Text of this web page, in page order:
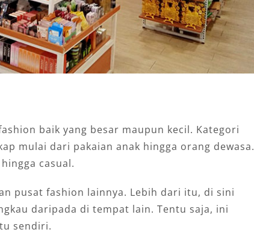
baik yang besar maupun kecil. Kategori
mulai dari pakaian anak hingga orang dewasa.
casual.
pusat fashion lainnya. Lebih dari itu, di sini
daripada di tempat lain. Tentu saja, ini
sendiri.